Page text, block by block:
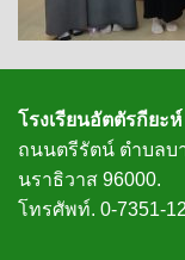
โรงเรียนอัตตัรกียะ
ถนนตรีรัตน์ ตำบลบ
นราธิวาส 96000.
โทรศัพท์. 0-7351-